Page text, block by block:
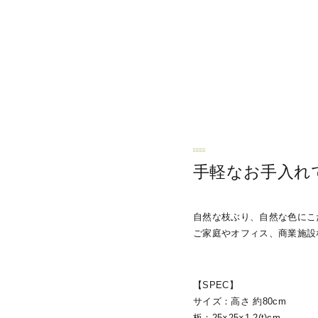
手軽なお手入れ
自然な枝ぶり、自然な色に
ご家庭やオフィス、商業施
【SPEC】
サイズ：高さ 約80cm